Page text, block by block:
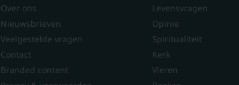
Over ons
Nieuwsbrieven
Veelgestelde vragen
Contact
Branded content
Levensvragen
Opinie
Spiritualiteit
Kerk
Vieren